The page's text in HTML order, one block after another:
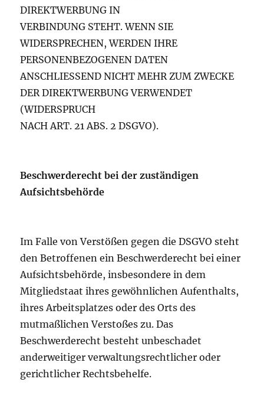
DIREKTWERBUNG IN
VERBINDUNG STEHT. WENN SIE
WIDERSPRECHEN, WERDEN IHRE
PERSONENBEZOGENEN DATEN
ANSCHLIESSEND NICHT MEHR ZUM ZWECKE
DER DIREKTWERBUNG VERWENDET
(WIDERSPRUCH
NACH ART. 21 ABS. 2 DSGVO).
Beschwerderecht bei der zuständigen
Aufsichtsbehörde
Im Falle von Verstößen gegen die DSGVO steht
den Betroffenen ein Beschwerderecht bei einer
Aufsichtsbehörde, insbesondere in dem
Mitgliedstaat ihres gewöhnlichen Aufenthalts,
ihres Arbeitsplatzes oder des Orts des
mutmaßlichen Verstoßes zu. Das
Beschwerderecht besteht unbeschadet
anderweitiger verwaltungsrechtlicher oder
gerichtlicher Rechtsbehelfe.